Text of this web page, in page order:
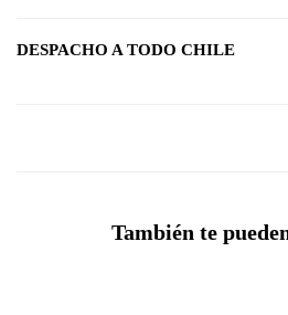
DESPACHO A TODO CHILE
También te